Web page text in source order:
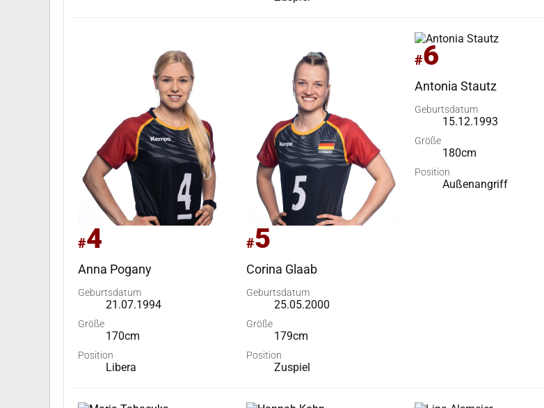
#4
Anna Pogany
Geburtsdatum
21.07.1994
Größe
170cm
Position
Libera
#5
Corina Glaab
Geburtsdatum
25.05.2000
Größe
179cm
Position
Zuspiel
#6
Antonia Stautz
Geburtsdatum
15.12.1993
Größe
180cm
Position
Außenangriff